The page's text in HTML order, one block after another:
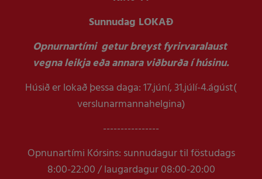
Sunnudag LOKAÐ
Opnurnartími getur breyst fyrirvaralaust
vegna leikja eða annara viðburða í húsinu.
Húsið er lokað þessa daga: 17.júní, 31.júlí-4.ágúst(
verslunarmannahelgina)
----------------
Opnunartími Kórsins: sunnudagur til föstudags
8:00-22:00 / laugardagur 08:00-20:00